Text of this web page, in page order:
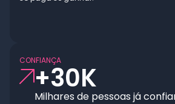
CONFIANÇA
Milhares de pessoas já
+30K